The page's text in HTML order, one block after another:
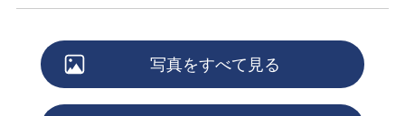
写真をすべて見る